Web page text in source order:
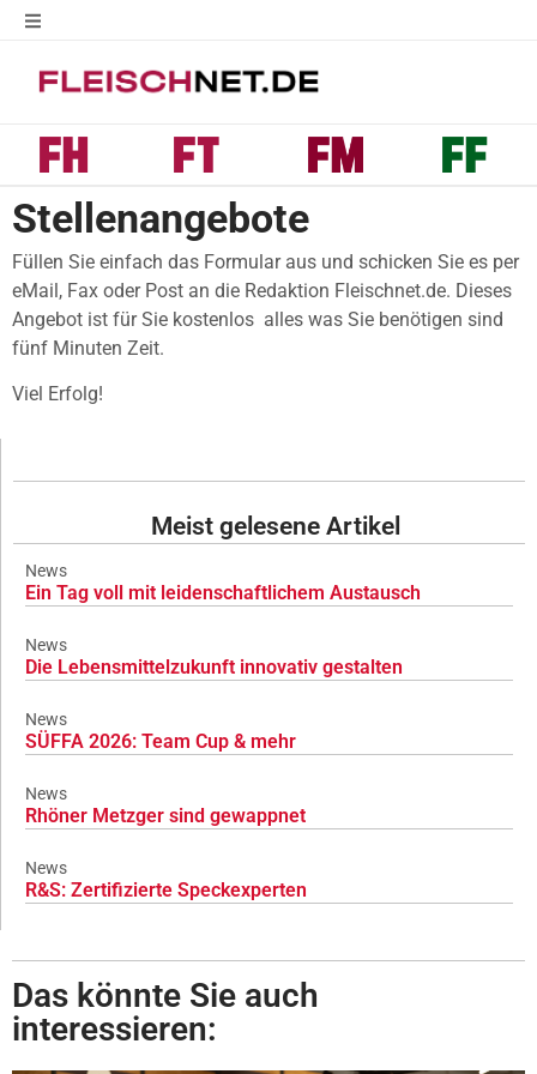
Stellenangebote
Füllen Sie einfach das Formular aus und schicken Sie es per
eMail, Fax oder Post an die Redaktion Fleischnet.de. Dieses
Angebot ist für Sie kostenlos  alles was Sie benötigen sind
fünf Minuten Zeit.
Viel Erfolg!
Meist gelesene Artikel
News
Ein Tag voll mit leidenschaftlichem Austausch
News
Die Lebensmittelzukunft innovativ gestalten
News
SÜFFA 2026: Team Cup & mehr
News
Rhöner Metzger sind gewappnet
News
R&S: Zertifizierte Speckexperten
Das könnte Sie auch
interessieren: